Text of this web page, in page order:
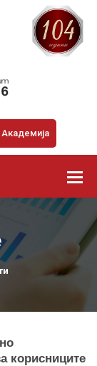
корисниците